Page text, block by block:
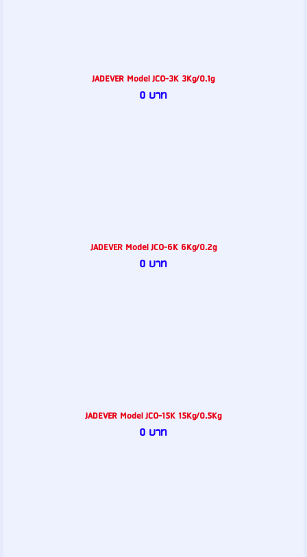
JADEVER Model JCO-3K 3Kg/0.1g
0 บาท
JADEVER Model JCO-6K 6Kg/0.2g
0 บาท
JADEVER Model JCO-15K 15Kg/0.5Kg
0 บาท